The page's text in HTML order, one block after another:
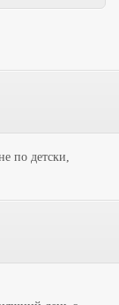
по детски,